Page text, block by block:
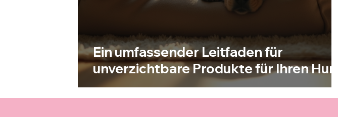
Ein umfassender Leitfaden für
unverzichtbare Produkte für Ihren Hund